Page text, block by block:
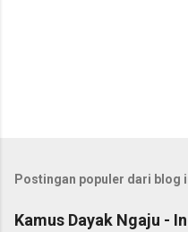
Postingan populer dari blog
Kamus Dayak Ngaju -